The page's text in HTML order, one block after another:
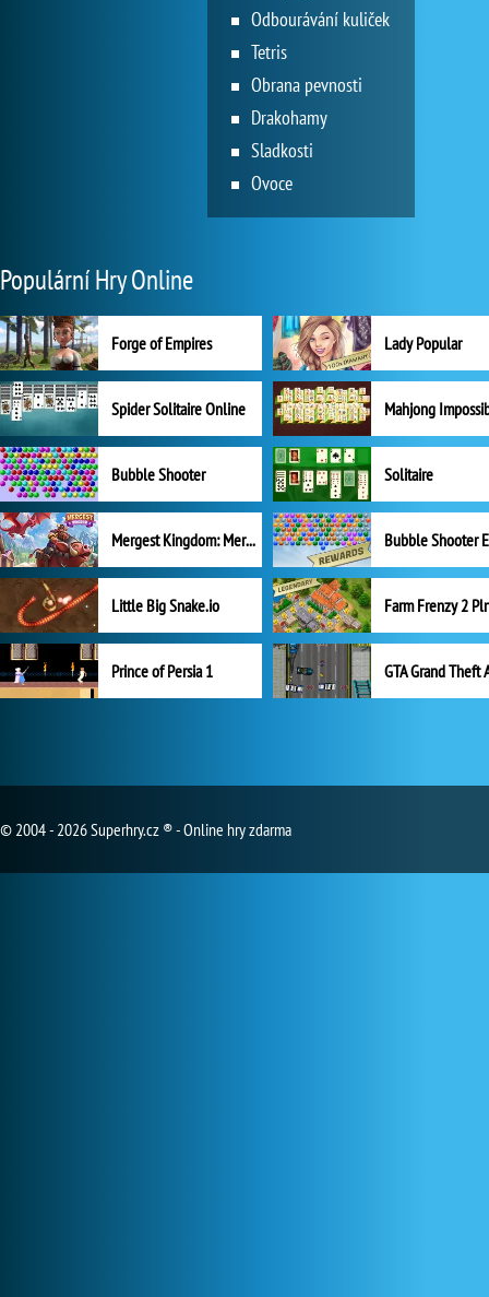
Odbourávání kuliček
Tetris
Obrana pevnosti
Drakohamy
Sladkosti
Ovoce
Populární Hry Online
Forge of Empires Lady Popular
Spider Solitaire Online Mahjong
Bubble Shooter Solitaire
Mergest Kingdom: Merge Puzzle
Little Big Snake.io
Prince of Persia 1 GTA Grand Theft
© 2004 - 2026 Superhry.cz ® - Online hry zdarma